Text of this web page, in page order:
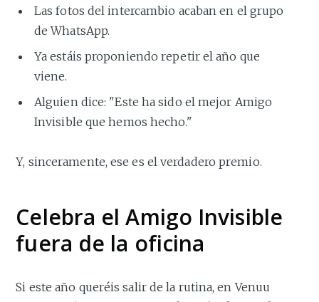
Las fotos del intercambio acaban en el grupo
de WhatsApp.
Ya estáis proponiendo repetir el año que
viene.
Alguien dice: "Este ha sido el mejor Amigo
Invisible que hemos hecho."
Y, sinceramente, ese es el verdadero premio.
Celebra el Amigo Invisible
fuera de la oficina
Si este año queréis salir de la rutina, en Venuu